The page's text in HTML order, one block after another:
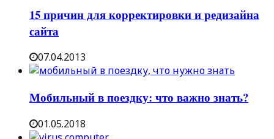
15 причин для корректировки и редизайна
сайта
07.04.2013
Мобильный в поездку: что важно знать?
01.05.2018